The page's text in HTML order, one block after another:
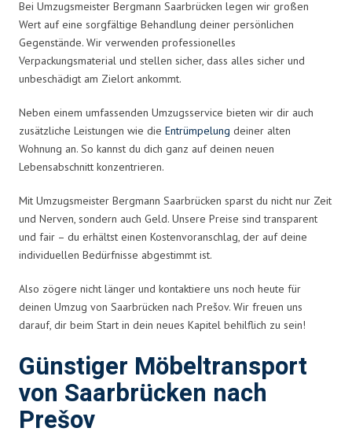
Bei Umzugsmeister Bergmann Saarbrücken legen wir großen
Wert auf eine sorgfältige Behandlung deiner persönlichen
Gegenstände. Wir verwenden professionelles
Verpackungsmaterial und stellen sicher, dass alles sicher und
unbeschädigt am Zielort ankommt.
Neben einem umfassenden Umzugsservice bieten wir dir auch
zusätzliche Leistungen wie die Entrümpelung deiner alten
Wohnung an. So kannst du dich ganz auf deinen neuen
Lebensabschnitt konzentrieren.
Mit Umzugsmeister Bergmann Saarbrücken sparst du nicht nur Zeit
und Nerven, sondern auch Geld. Unsere Preise sind transparent
und fair – du erhältst einen Kostenvoranschlag, der auf deine
individuellen Bedürfnisse abgestimmt ist.
Also zögere nicht länger und kontaktiere uns noch heute für
deinen Umzug von Saarbrücken nach Prešov. Wir freuen uns
darauf, dir beim Start in dein neues Kapitel behilflich zu sein!
Günstiger Möbeltransport
von Saarbrücken nach
Prešov